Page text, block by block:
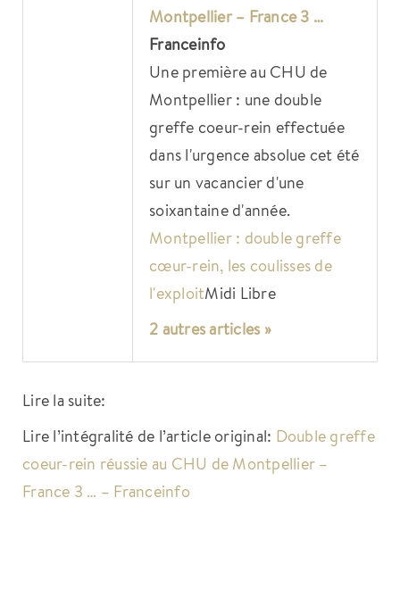
Montpellier – France 3 …
Franceinfo
Une première au CHU de
Montpellier : une double
greffe coeur-rein effectuée
dans l'urgence absolue cet été
sur un vacancier d'une
soixantaine d'année.
Montpellier : double greffe
cœur-rein, les coulisses de
l'exploitMidi Libre
2 autres articles »
Lire la suite:
Lire l’intégralité de l’article original: Double greffe
coeur-rein réussie au CHU de Montpellier –
France 3 … – Franceinfo